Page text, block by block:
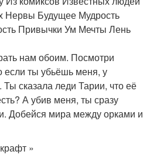
Нервы Будущее Мудрость
Привычки Ум Мечты Лень
нам обоим. Посмотри
ты убьёшь меня, у
Ты сказала леди Тарии, что её
А убив меня, ты сразу
Добейся мира между орками и
»